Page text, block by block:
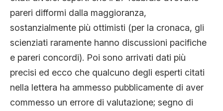
pareri difformi dalla maggioranza,
sostanzialmente più ottimisti (per la cronaca, gli
scienziati raramente hanno discussioni pacifiche
e pareri concordi). Poi sono arrivati dati più
precisi ed ecco che qualcuno degli esperti citati
nella lettera ha ammesso pubblicamente di aver
commesso un errore di valutazione; segno di